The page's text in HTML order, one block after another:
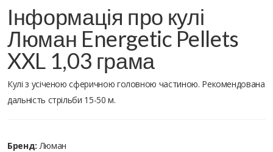
Інформація про кулі
Люман Energetic Pellets
XXL 1,03 грама
Кулі з усіченою сферичною головною частиною. Рекомендована
дальність стрільби 15-50 м.
Бренд: Люман